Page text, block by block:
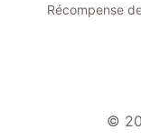
Récompense
©